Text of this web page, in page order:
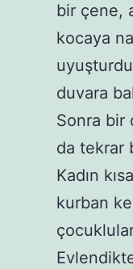
bir çene,
kocaya
duvara
Sonra bir
da tekrar
Kadın
kurban